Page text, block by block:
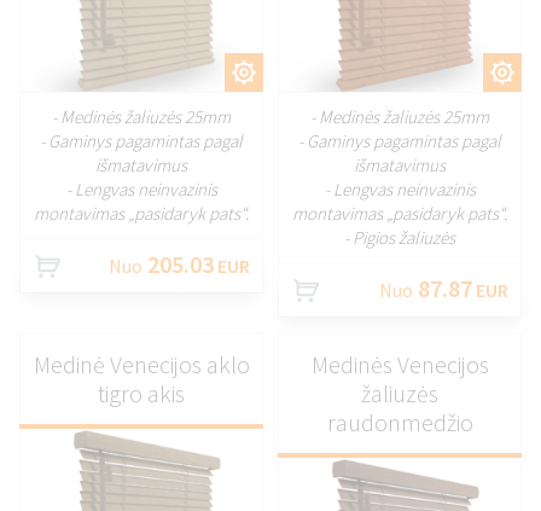
PRITAIKYTI
- Medinės žaliuzės 25mm
- Gaminys pagamintas pagal
išmatavimus
- Lengvas neinvazinis
montavimas „pasidaryk pats“.
Nuo 205.03 EUR
PRITAIKYTI
- Medinės žaliuzės 25mm
- Gaminys pagamintas pagal
išmatavimus
- Lengvas neinvazinis
montavimas „pasidaryk pats“.
- Pigios žaliuzės
Nuo 87.87 EUR
Medinė Venecijos aklo
tigro akis
Medinės Venecijos
žaliuzės
raudonmedžio